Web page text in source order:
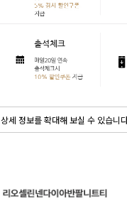
상세 정보를 확대해 보실 수 있습니